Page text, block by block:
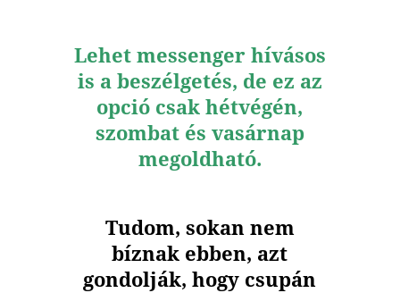
Lehet messenger hívásos
is a beszélgetés, de ez az
opció csak hétvégén,
szombat és vasárnap
megoldható.
Tudom, sokan nem
bíznak ebben, azt
gondolják, hogy csupán